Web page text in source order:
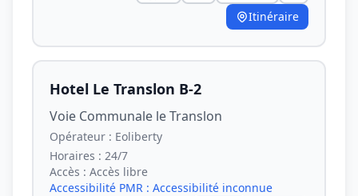
Itinéraire
Hotel Le Translon B-2
Voie Communale le Translon
Opérateur : Eoliberty
Horaires : 24/7
Accès : Accès libre
Accessibilité PMR : Accessibilité inconnue